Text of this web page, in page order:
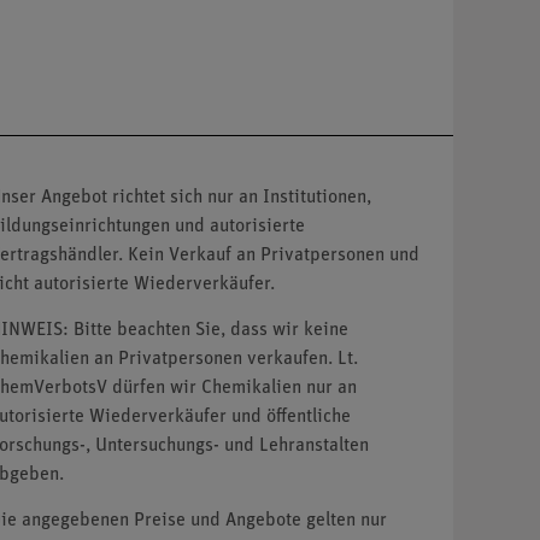
Angebot richtet sich nur an Institutionen,
und autorisierte
Kein Verkauf an Privatpersonen und
autorisierte Wiederverkäufer.
Bitte beachten Sie, dass wir keine
an Privatpersonen verkaufen. Lt.
dürfen wir Chemikalien nur an
Wiederverkäufer und öffentliche
, Untersuchungs- und Lehranstalten
angegebenen Preise und Angebote gelten nur